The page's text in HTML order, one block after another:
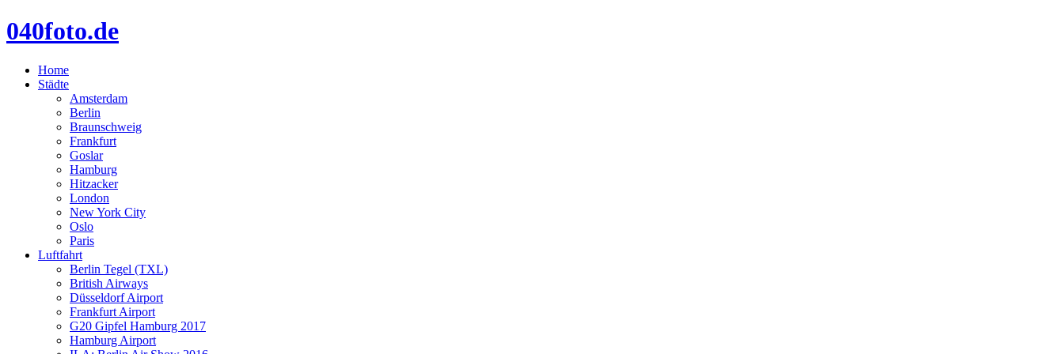
040foto.de
Home
Städte
Amsterdam
Berlin
Braunschweig
Frankfurt
Goslar
Hamburg
Hitzacker
London
New York City
Oslo
Paris
Luftfahrt
Berlin Tegel (TXL)
British Airways
Düsseldorf Airport
Frankfurt Airport
G20 Gipfel Hamburg 2017
Hamburg Airport